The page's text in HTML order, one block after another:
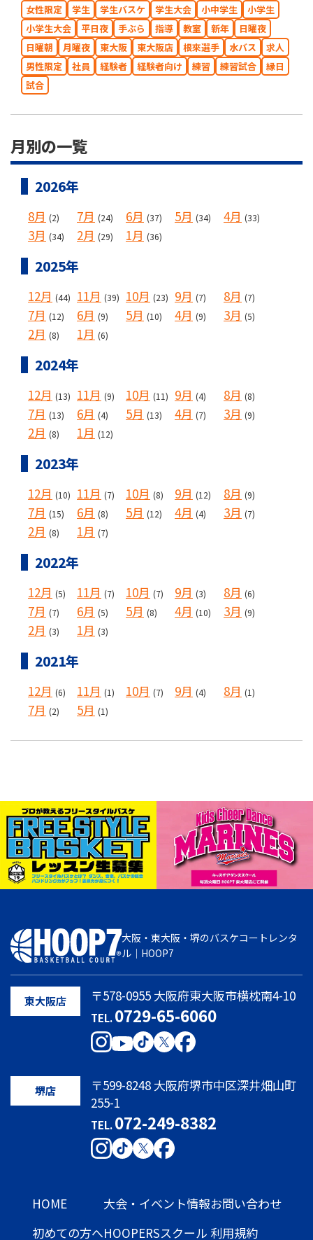
女性限定
学生 学生バスケ 学生大会 小中学生
小学生
小学生大会
平日夜 手ぶら 指導 教室 新年
日曜夜
日曜朝
月曜夜 東大阪 東大阪店 根來選手 水バス
求人
男性限定
社員 経験者 経験者向け 練習 練習試合
縁日
試合
月別の一覧
2026年
8月 (2) 7月 (24) 6月 (37) 5月 (34) 4月 (33)
3月 (34) 2月 (29) 1月 (36)
2025年
12月 (44) 11月 (39) 10月 (23) 9月 (7) 8月 (7)
7月 (12) 6月 (9) 5月 (10) 4月 (9) 3月 (5)
2月 (8) 1月 (6)
2024年
12月 (13) 11月 (9) 10月 (11) 9月 (4) 8月 (8)
7月 (13) 6月 (4) 5月 (13) 4月 (7) 3月 (9)
2月 (8) 1月 (12)
2023年
12月 (10) 11月 (7) 10月 (8) 9月 (12) 8月 (9)
7月 (15) 6月 (8) 5月 (12) 4月 (4) 3月 (7)
2月 (8) 1月 (7)
2022年
12月 (5) 11月 (7) 10月 (7) 9月 (3) 8月 (6)
7月 (7) 6月 (5) 5月 (8) 4月 (10) 3月 (9)
2月 (3) 1月 (3)
2021年
12月 (6) 11月 (1) 10月 (7) 9月 (4) 8月 (1)
7月 (2) 5月 (1)
大阪・東大阪・堺のバスケコートレンタ
ル｜HOOP7
東大阪店 〒578-0955 大阪府東大阪市横枕南4-10
TEL.0729-65-6060
堺店
〒599-8248 大阪府堺市中区深井畑山町
255-1
TEL.072-249-8382
HOME
初めての方へ
大会・イベント情報
HOOPERSスクール
お問い合わせ
利用規約